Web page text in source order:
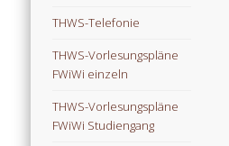
THWS-Telefonie
THWS-Vorlesungspläne
FWiWi einzeln
THWS-Vorlesungspläne
FWiWi Studiengang